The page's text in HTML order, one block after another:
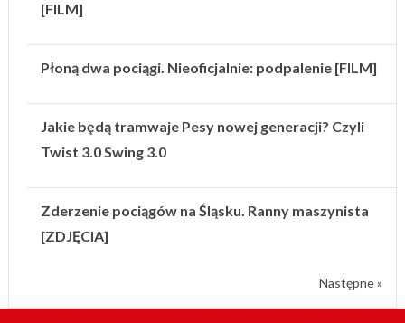
[FILM]
Płoną dwa pociągi. Nieoficjalnie: podpalenie [FILM]
Jakie będą tramwaje Pesy nowej generacji? Czyli
Twist 3.0 Swing 3.0
Zderzenie pociągów na Śląsku. Ranny maszynista
[ZDJĘCIA]
Następne »